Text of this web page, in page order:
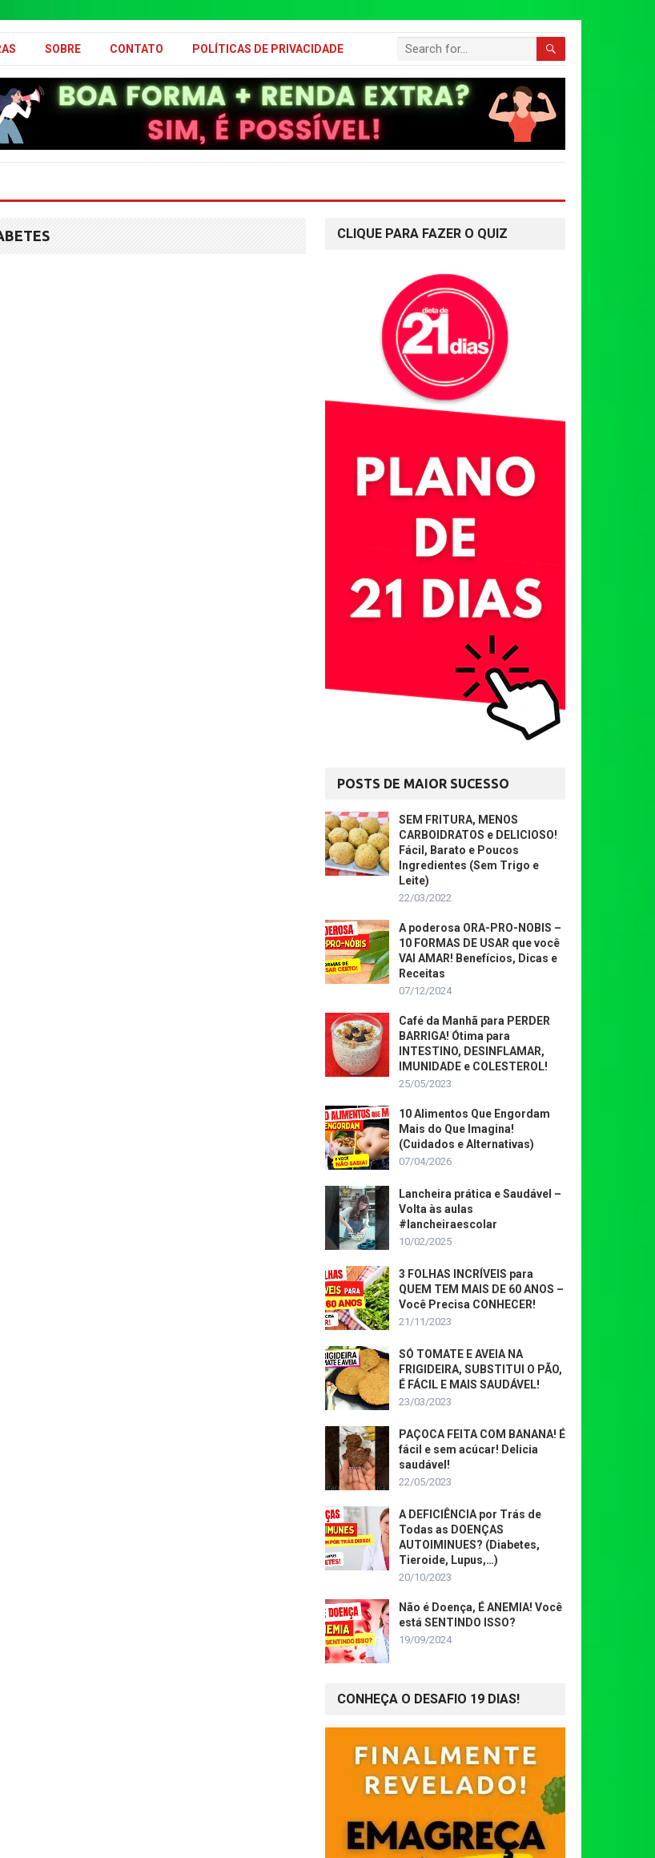
SOBRE CONTATO POLÍTICAS DE PRIVACIDADE
CLIQUE PARA FAZER O QUIZ
POSTS DE MAIOR SUCESSO
SEM FRITURA, MENOS
CARBOIDRATOS e DELICIOSO!
Fácil, Barato e Poucos
Ingredientes (Sem Trigo e
Leite)
22/03/2022
A poderosa ORA-PRO-NOBIS –
10 FORMAS DE USAR que você
VAI AMAR! Benefícios, Dicas e
Receitas
07/12/2024
Café da Manhã para PERDER
BARRIGA! Ótima para
INTESTINO, DESINFLAMAR,
IMUNIDADE e COLESTEROL!
25/05/2023
10 Alimentos Que Engordam
Mais do Que Imagina!
(Cuidados e Alternativas)
07/04/2026
Lancheira prática e Saudável –
Volta às aulas
#lancheiraescolar
10/02/2025
3 FOLHAS INCRÍVEIS para
QUEM TEM MAIS DE 60 ANOS –
Você Precisa CONHECER!
21/11/2023
SÓ TOMATE E AVEIA NA
FRIGIDEIRA, SUBSTITUI O PÃO,
É FÁCIL E MAIS SAUDÁVEL!
23/03/2023
PAÇOCA FEITA COM BANANA! É
fácil e sem acúcar! Delicia
saudável!
22/05/2023
A DEFICIÊNCIA por Trás de
Todas as DOENÇAS
AUTOIMINUES? (Diabetes,
Tieroide, Lupus,…)
20/10/2023
Não é Doença, É ANEMIA! Você
está SENTINDO ISSO?
19/09/2024
CONHEÇA O DESAFIO 19 DIAS!